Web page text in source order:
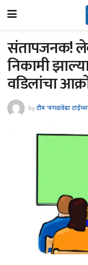
संतापजनक!
निकामी
वडिलांचा
byटीम 'मंगळवेढा टाईम्स'